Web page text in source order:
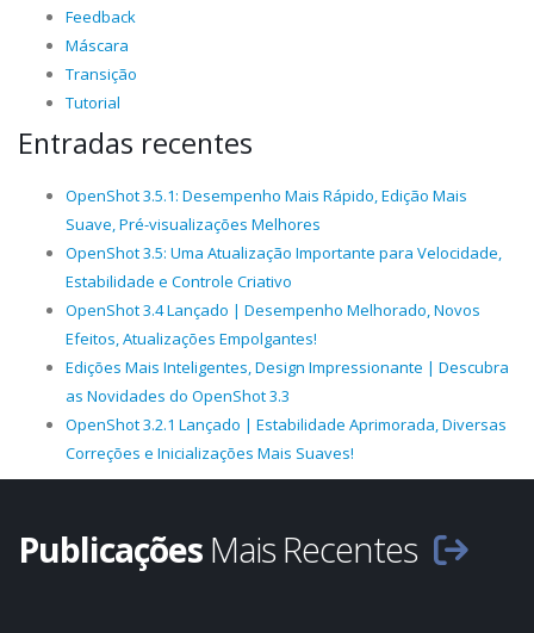
Feedback
Máscara
Transição
Tutorial
Entradas recentes
OpenShot 3.5.1: Desempenho Mais Rápido, Edição Mais
Suave, Pré-visualizações Melhores
OpenShot 3.5: Uma Atualização Importante para Velocidade,
Estabilidade e Controle Criativo
OpenShot 3.4 Lançado | Desempenho Melhorado, Novos
Efeitos, Atualizações Empolgantes!
Edições Mais Inteligentes, Design Impressionante | Descubra
as Novidades do OpenShot 3.3
OpenShot 3.2.1 Lançado | Estabilidade Aprimorada, Diversas
Correções e Inicializações Mais Suaves!
Publicações Mais Recentes